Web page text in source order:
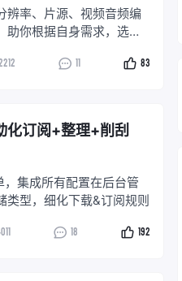
辨率、片源、视频音频编
你根据自身需求，选择
11 83
订阅+整理+削刮
集成所有配置在后台管
型，细化下载&订阅规则
18 192